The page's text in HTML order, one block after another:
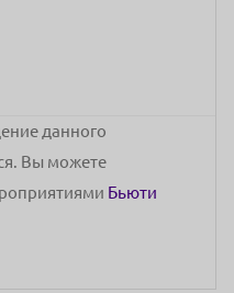
данного
Вы можете
Бьюти